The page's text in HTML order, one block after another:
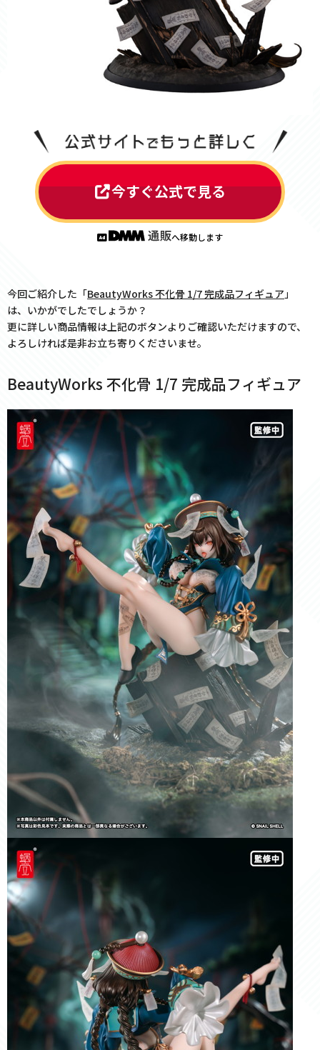
今すぐ公式で見る
へ移動します
今回ご紹介した「BeautyWorks 不化骨 1/7 完成品フィギュア 」
は、いかがでしたでしょうか？
更に詳しい商品情報は上記のボタンよりご確認いただけますので、
よろしければ是非お立ち寄りくださいませ。
BeautyWorks 不化骨 1/7 完成品フィギュア